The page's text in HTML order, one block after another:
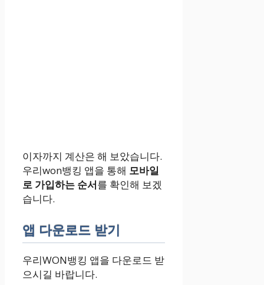
이자까지 계산은 해 보았습니다.
우리won뱅킹 앱을 통해 모바일
로 가입하는 순서를 확인해 보겠
습니다.
앱 다운로드 받기
우리WON뱅킹 앱을 다운로드 받
으시길 바랍니다.